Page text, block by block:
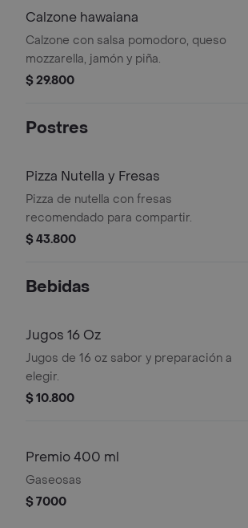
Calzone hawaiana
Calzone con salsa pomodoro, queso
mozzarella, jamón y piña.
$ 29.800
Postres
Pizza Nutella y Fresas
Pizza de nutella con fresas
recomendado para compartir.
$ 43.800
Bebidas
Jugos 16 Oz
Jugos de 16 oz sabor y preparación a
elegir.
$ 10.800
Premio 400 ml
Gaseosas
$ 7000